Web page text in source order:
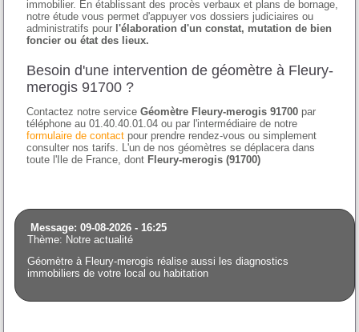
immobilier. En établissant des procès verbaux et plans de bornage,
notre étude vous permet d'appuyer vos dossiers judiciaires ou
administratifs pour l'élaboration d'un constat, mutation de bien
foncier ou état des lieux.
Besoin d'une intervention de géomètre à Fleury-
merogis 91700 ?
Contactez notre serviceGéomètre Fleury-merogis 91700 par
téléphone au 01.40.40.01.04 ou par l'intermédiaire de notre
formulaire de contact pour prendre rendez-vous ou simplement
consulter nos tarifs. L'un de nos géomètres se déplacera dans
toute l'Ile de France, dont Fleury-merogis (91700)
Message: 09-08-2026 - 16:25
Thème: Notre actualité
Géomètre à Fleury-merogis réalise aussi les diagnostics
immobiliers de votre local ou habitation